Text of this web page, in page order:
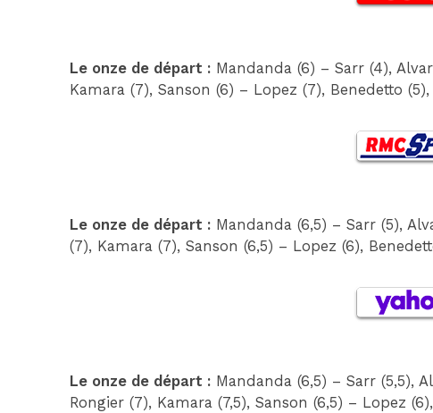
Le onze de départ : Mandanda (6) – Sarr (4),
Kamara (7), Sanson (6) – Lopez (7), Benedetto (5),
Le onze de départ : Mandanda (6,5) – Sarr (5),
(7), Kamara (7), Sanson (6,5) – Lopez (6),
Le onze de départ : Mandanda (6,5) – Sarr (5,5),
Rongier (7), Kamara (7,5), Sanson (6,5) – Lopez